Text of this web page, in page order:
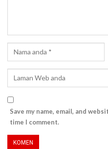
Save my name, email, and
time I comment.